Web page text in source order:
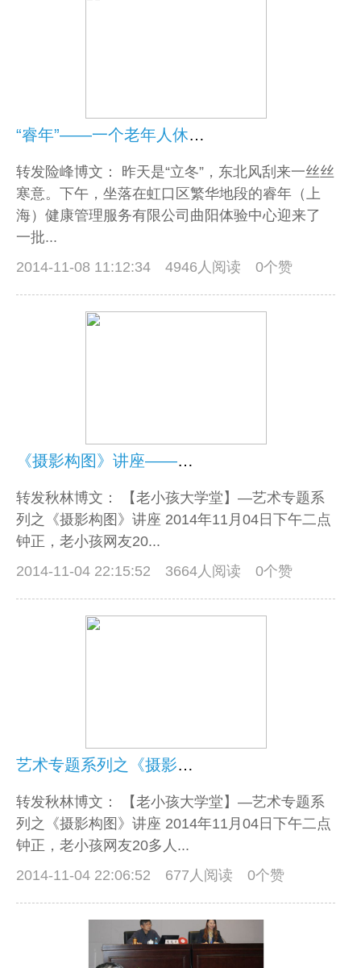
“睿年”——一个老年人休闲的好去处
转发险峰博文： 昨天是“立冬”，东北风刮来一丝丝
寒意。下午，坐落在虹口区繁华地段的睿年（上
海）健康管理服务有限公司曲阳体验中心迎来了
一批...
2014-11-08 11:12:34
4946人阅读 0个赞
《摄影构图》讲座——云石老师授课
转发秋林博文： 【老小孩大学堂】—艺术专题系
列之《摄影构图》讲座 2014年11月04日下午二点
钟正，老小孩网友20...
2014-11-04 22:15:52
3664人阅读 0个赞
艺术专题系列之《摄影构图》讲座
转发秋林博文： 【老小孩大学堂】—艺术专题系
列之《摄影构图》讲座 2014年11月04日下午二点
钟正，老小孩网友20多人...
2014-11-04 22:06:52
677人阅读 0个赞